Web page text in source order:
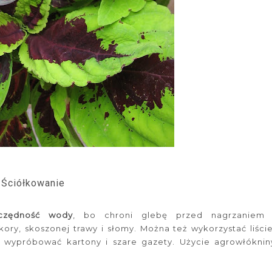
Ściółkowanie
wody , bo chroni glebę przed nagrzaniem
skoszonej trawy i słomy. Można też wykorzystać liście,
kartony i szare gazety. Użycie